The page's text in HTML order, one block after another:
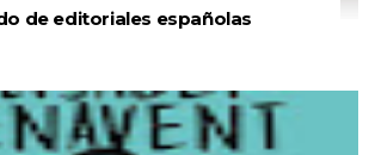
de editoriales españolas